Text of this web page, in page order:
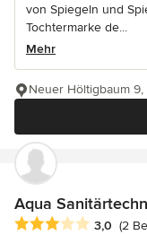
von Spiegeln und
Tochtermarke de...
Mehr
Neuer Höltigbaum 9,
Aqua
Durchschnittliche
3,0 (2